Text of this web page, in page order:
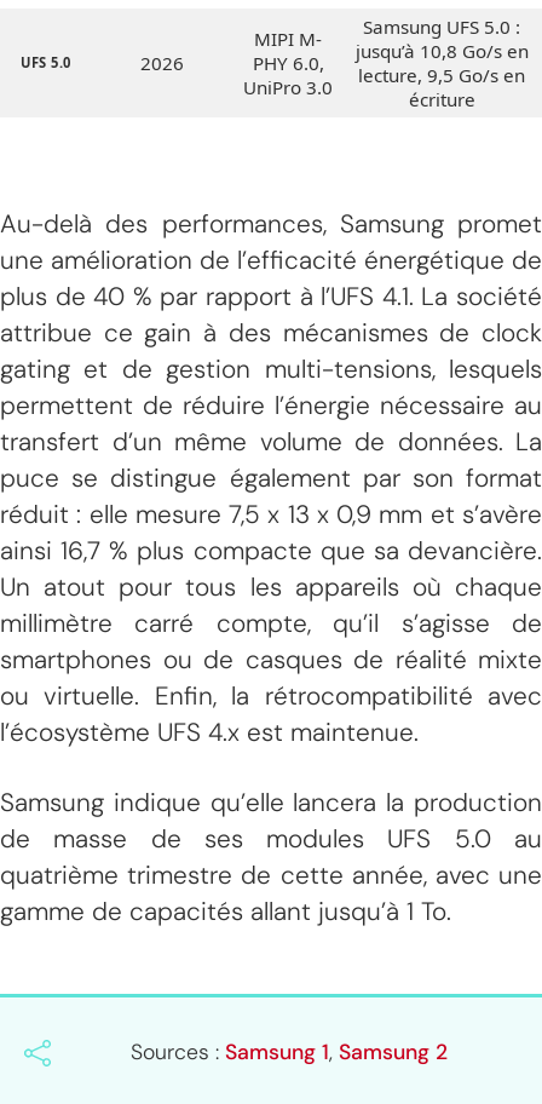
UFS 5.0 2026
MIPI M-
PHY 6.0,
UniPro 3.0
Samsung UFS 5.0 :
jusqu’à 10,8 Go/s en
lecture, 9,5 Go/s en
écriture
Au-delà des performances, Samsung promet
une amélioration de l’efficacité énergétique de
plus de 40 % par rapport à l’UFS 4.1. La société
attribue ce gain à des mécanismes de clock
gating et de gestion multi-tensions, lesquels
permettent de réduire l’énergie nécessaire au
transfert d’un même volume de données. La
puce se distingue également par son format
réduit : elle mesure 7,5 x 13 x 0,9 mm et s’avère
ainsi 16,7 % plus compacte que sa devancière.
Un atout pour tous les appareils où chaque
millimètre carré compte, qu’il s’agisse de
smartphones ou de casques de réalité mixte
ou virtuelle. Enfin, la rétrocompatibilité avec
l’écosystème UFS 4.x est maintenue.
Samsung indique qu’elle lancera la production
de masse de ses modules UFS 5.0 au
quatrième trimestre de cette année, avec une
gamme de capacités allant jusqu’à 1 To.
Sources : Samsung 1, Samsung 2